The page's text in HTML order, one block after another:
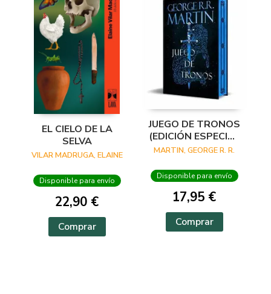
EL CIELO DE LA
SELVA
VILAR MADRUGA, ELAINE
Disponible para envío
22,90 €
Comprar
JUEGO DE TRONOS
(EDICIÓN ESPECIAL
LIMITADA CON
TINTADOS)
(CANCIÓN DE HIEL
MARTIN, GEORGE R. R.
Disponible para envío
17,95 €
Comprar